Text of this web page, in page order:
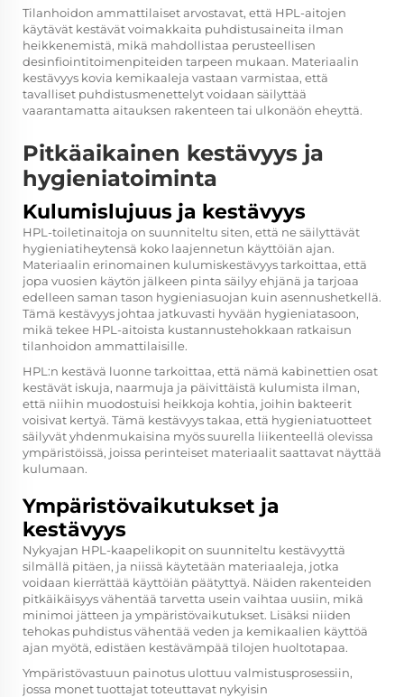
Tilanhoidon ammattilaiset arvostavat, että HPL-aitojen
käytävät kestävät voimakkaita puhdistusaineita ilman
heikkenemistä, mikä mahdollistaa perusteellisen
desinfiointitoimenpiteiden tarpeen mukaan. Materiaalin
kestävyys kovia kemikaaleja vastaan varmistaa, että
tavalliset puhdistusmenettelyt voidaan säilyttää
vaarantamatta aitauksen rakenteen tai ulkonäön eheyttä.
Pitkäaikainen kestävyys ja
hygieniatoiminta
Kulumislujuus ja kestävyys
HPL-toiletinaitoja on suunniteltu siten, että ne säilyttävät
hygieniatiheytensä koko laajennetun käyttöiän ajan.
Materiaalin erinomainen kulumiskestävyys tarkoittaa, että
jopa vuosien käytön jälkeen pinta säilyy ehjänä ja tarjoaa
edelleen saman tason hygieniasuojan kuin asennushetkellä.
Tämä kestävyys johtaa jatkuvasti hyvään hygieniatasoon,
mikä tekee HPL-aitoista kustannustehokkaan ratkaisun
tilanhoidon ammattilaisille.
HPL:n kestävä luonne tarkoittaa, että nämä kabinettien osat
kestävät iskuja, naarmuja ja päivittäistä kulumista ilman,
että niihin muodostuisi heikkoja kohtia, joihin bakteerit
voisivat kertyä. Tämä kestävyys takaa, että hygieniatuotteet
säilyvät yhdenmukaisina myös suurella liikenteellä olevissa
ympäristöissä, joissa perinteiset materiaalit saattavat näyttää
kulumaan.
Ympäristövaikutukset ja
kestävyys
Nykyajan HPL-kaapelikopit on suunniteltu kestävyyttä
silmällä pitäen, ja niissä käytetään materiaaleja, jotka
voidaan kierrättää käyttöiän päätyttyä. Näiden rakenteiden
pitkäikäisyys vähentää tarvetta usein vaihtaa uusiin, mikä
minimoi jätteen ja ympäristövaikutukset. Lisäksi niiden
tehokas puhdistus vähentää veden ja kemikaalien käyttöä
ajan myötä, edistäen kestävämpää tilojen huoltotapaa.
Ympäristövastuun painotus ulottuu valmistusprosessiin,
jossa monet tuottajat toteuttavat nykyisin